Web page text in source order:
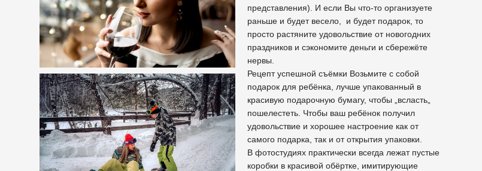
представления). И если Вы что-то организуете
раньше и будет весело, и будет подарок, то
просто растяните удовольствие от новогодних
праздников и сэкономите деньги и сбережёте
нервы.
Рецепт успешной съёмки Возьмите с собой
подарок для ребёнка, лучше упакованный в
красивую подарочную бумагу, чтобы „всласть„
пошелестеть. Чтобы ваш ребёнок получил
удовольствие и хорошее настроение как от
самого подарка, так и от открытия упаковки.
В фотостудиях практически всегда лежат пустые
коробки в красивой обёртке, имитирующие